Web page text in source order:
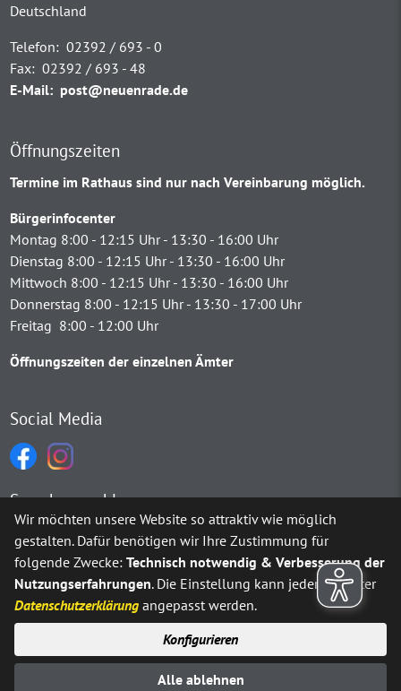
Deutschland
Telefon: 02392 / 693 - 0
Fax: 02392 / 693 - 48
E-Mail: post@neuenrade.de
Öffnungszeiten
Termine im Rathaus sind nur nach Vereinbarung möglich.
Bürgerinfocenter
Montag 8:00 - 12:15 Uhr - 13:30 - 16:00 Uhr
Dienstag 8:00 - 12:15 Uhr - 13:30 - 16:00 Uhr
Mittwoch 8:00 - 12:15 Uhr - 13:30 - 16:00 Uhr
Donnerstag 8:00 - 12:15 Uhr - 13:30 - 17:00 Uhr
Freitag 8:00 - 12:00 Uhr
Öffnungszeiten der einzelnen Ämter
Social Media
Sprachauswahl
Möchten Sie vonGoogle Translate bereitgestellte externe
Ja Immer
Impressum Datenschutz
Wir möchten unsere Website so attraktiv wie möglich
gestalten. Dafür benötigen wir Ihre Zustimmung für
folgende Zwecke:Technisch notwendig & Verbesserung der
Nutzungserfahrungen. Die Einstellung kann jederzeit unter
Datenschutzerklärung angepasst werden.
Konfigurieren
Alle ablehnen